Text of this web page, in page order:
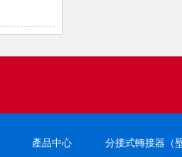
產品中心 分接式轉接器（